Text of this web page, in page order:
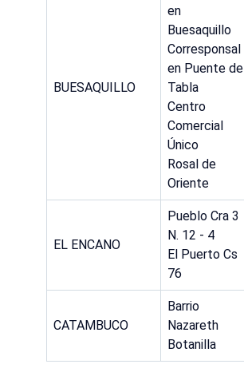
BUESAQUILLO
en
Buesaquillo
Corresponsal
en Puente de
Tabla
Centro
Comercial
Único
Rosal de
Oriente
EL ENCANO
Pueblo Cra 3
N. 12 - 4
El Puerto Cs
76
CATAMBUCO
Barrio
Nazareth
Botanilla